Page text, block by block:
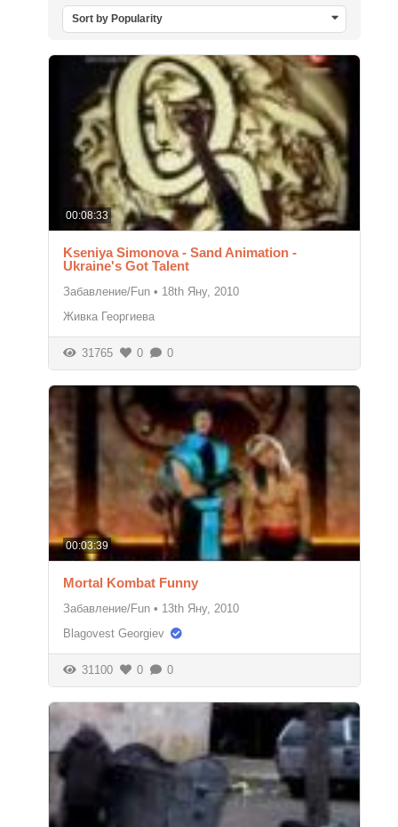
Sort by Popularity
00:08:33
Kseniya Simonova - Sand Animation -
Ukraine's Got Talent
Забавление/Fun • 18th Яну, 2010
Живка Георгиева
31765 0 0
00:03:39
Mortal Kombat Funny
Забавление/Fun • 13th Яну, 2010
Blagovest Georgiev
31100 0 0